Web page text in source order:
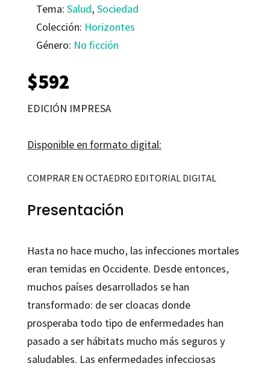
Tema: Salud, Sociedad
Colección: Horizontes
Género: No ficción
$592
EDICIÓN IMPRESA
Disponible en formato digital:
COMPRAR EN OCTAEDRO EDITORIAL DIGITAL
Presentación
Hasta no hace mucho, las infecciones mortales
eran temidas en Occidente. Desde entonces,
muchos países desarrollados se han
transformado: de ser cloacas donde
prosperaba todo tipo de enfermedades han
pasado a ser hábitats mucho más seguros y
saludables. Las enfermedades infecciosas